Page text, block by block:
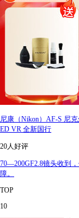
尼康（Nikon）AF-S 尼
ED VR 全新国行
20人好评
70—200GF2.8镜头收到
障。
TOP
10